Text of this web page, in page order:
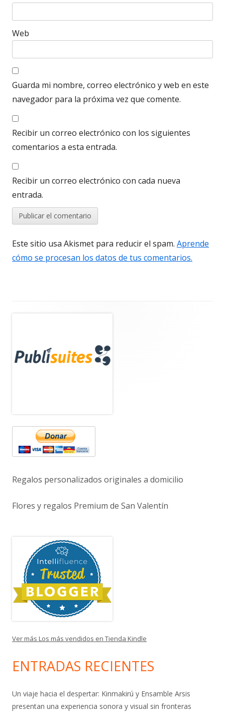
Web
Guarda mi nombre, correo electrónico y web en este
navegador para la próxima vez que comente.
Recibir un correo electrónico con los siguientes
comentarios a esta entrada.
Recibir un correo electrónico con cada nueva
entrada.
Este sitio usa Akismet para reducir el spam. Aprende
cómo se procesan los datos de tus comentarios.
lateral
principal
Regalos personalizados originales a domicilio
Flores y regalos Premium de San Valentín
Ver más Los más vendidos en Tienda Kindle
ENTRADAS RECIENTES
Un viaje hacia el despertar: Kinmakirú y Ensamble Arsis
presentan una experiencia sonora y visual sin fronteras